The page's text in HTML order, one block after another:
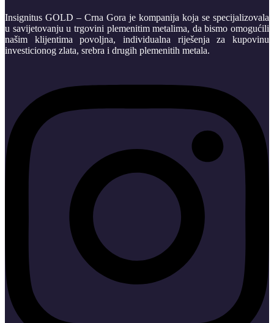
Insignitus GOLD – Crna Gora je kompanija koja se specijalizovala
u savijetovanju u trgovini plemenitim metalima, da bismo omogućili
našim klijentima povoljna, individualna riješenja za kupovinu
investicionog zlata, srebra i drugih plemenitih metala.